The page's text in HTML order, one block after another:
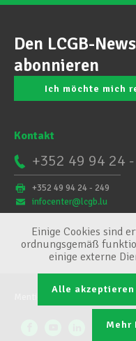
Den LCGB-
abonnieren
Ich möchte mich
Kontakt
+352 49 94 24
+352 49 94 24 - 249
infocenter@lcgb.lu
Einige Cookies sind
ordnungsgemäß
einige externe
Alle akzeptieren
Mehr